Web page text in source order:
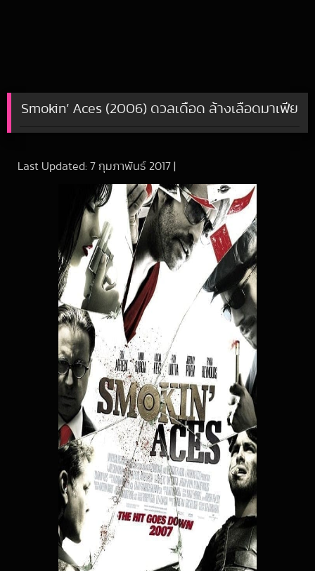
Smokin’ Aces (2006) ดวลเดือด ล้างเลือดมาเฟีย
Last Updated: 7 กุมภาพันธ์ 2017